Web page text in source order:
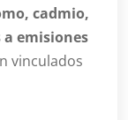
cadmio,
emisiones
vinculados